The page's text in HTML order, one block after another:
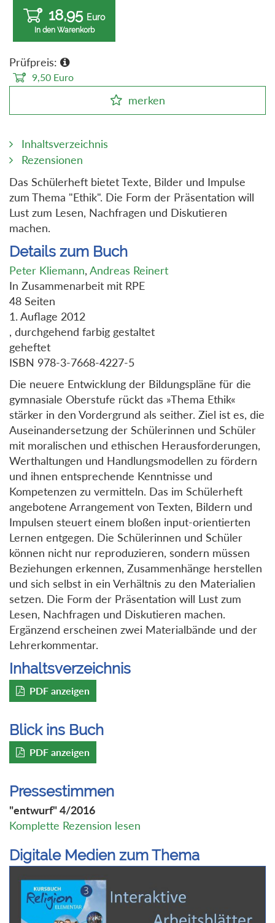
18,95 Euro
In den Warenkorb
Prüfpreis:
9,50 Euro
merken
Inhaltsverzeichnis
Rezensionen
Das Schülerheft bietet Texte, Bilder und Impulse
zum Thema "Ethik". Die Form der Präsentation will
Lust zum Lesen, Nachfragen und Diskutieren
machen.
Details zum Buch
Peter Kliemann, Andreas Reinert
In Zusammenarbeit mit RPE
48 Seiten
1. Auflage 2012
, durchgehend farbig gestaltet
geheftet
ISBN 978-3-7668-4227-5
Die neuere Entwicklung der Bildungspläne für die
gymnasiale Oberstufe rückt das »Thema Ethik«
stärker in den Vordergrund als seither. Ziel ist es, die
Auseinandersetzung der Schülerinnen und Schüler
mit moralischen und ethischen Herausforderungen,
Werthaltungen und Handlungsmodellen zu fördern
und ihnen entsprechende Kenntnisse und
Kompetenzen zu vermitteln. Das im Schülerheft
angebotene Arrangement von Texten, Bildern und
Impulsen steuert einem bloßen input-orientierten
Lernen entgegen. Die Schülerinnen und Schüler
können nicht nur reproduzieren, sondern müssen
Beziehungen erkennen, Zusammenhänge herstellen
und sich selbst in ein Verhältnis zu den Materialien
setzen. Die Form der Präsentation will Lust zum
Lesen, Nachfragen und Diskutieren machen.
Ergänzend erscheinen zwei Materialbände und der
Lehrerkommentar.
Inhaltsverzeichnis
PDF anzeigen
Blick ins Buch
PDF anzeigen
Pressestimmen
"entwurf" 4/2016
Komplette Rezension lesen
Digitale Medien zum Thema